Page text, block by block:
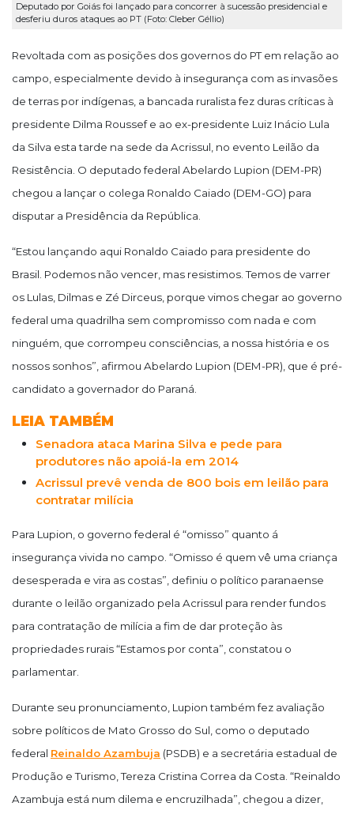
Deputado por Goiás foi lançado para concorrer à sucessão presidencial e
desferiu duros ataques ao PT (Foto: Cleber Géllio)
Revoltada com as posições dos governos do PT em relação ao
campo, especialmente devido à insegurança com as invasões
de terras por indígenas, a bancada ruralista fez duras críticas à
presidente Dilma Roussef e ao ex-presidente Luiz Inácio Lula
da Silva esta tarde na sede da Acrissul, no evento Leilão da
Resistência. O deputado federal Abelardo Lupion (DEM-PR)
chegou a lançar o colega Ronaldo Caiado (DEM-GO) para
disputar a Presidência da República.
“Estou lançando aqui Ronaldo Caiado para presidente do
Brasil. Podemos não vencer, mas resistimos. Temos de varrer
os Lulas, Dilmas e Zé Dirceus, porque vimos chegar ao governo
federal uma quadrilha sem compromisso com nada e com
ninguém, que corrompeu consciências, a nossa história e os
nossos sonhos”, afirmou Abelardo Lupion (DEM-PR), que é pré-
candidato a governador do Paraná.
LEIA TAMBÉM
Senadora ataca Marina Silva e pede para
produtores não apoiá-la em 2014
Acrissul prevê venda de 800 bois em leilão para
contratar milícia
Para Lupion, o governo federal é “omisso” quanto á
insegurança vivida no campo. “Omisso é quem vê uma criança
desesperada e vira as costas”, definiu o político paranaense
durante o leilão organizado pela Acrissul para render fundos
para contratação de milícia a fim de dar proteção às
propriedades rurais “Estamos por conta”, constatou o
parlamentar.
Durante seu pronunciamento, Lupion também fez avaliação
sobre políticos de Mato Grosso do Sul, como o deputado
federal Reinaldo Azambuja (PSDB) e a secretária estadual de
Produção e Turismo, Tereza Cristina Correa da Costa. “Reinaldo
Azambuja está num dilema e encruzilhada”, chegou a dizer,